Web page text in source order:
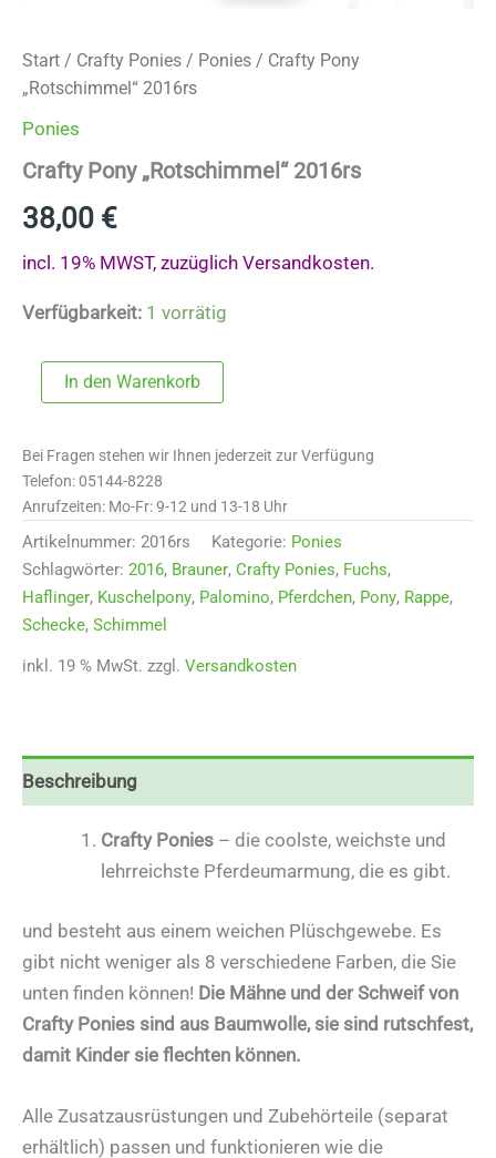
Start / Crafty Ponies / Ponies / Crafty Pony
„Rotschimmel“ 2016rs
Ponies
Crafty Pony „Rotschimmel“ 2016rs
38,00 €
incl. 19% MWST, zuzüglich Versandkosten.
Verfügbarkeit: 1 vorrätig
Crafty
Menge
In den Warenkorb
Bei Fragen stehen wir Ihnen jederzeit zur Verfügung
Telefon: 05144-8228
Anrufzeiten: Mo-Fr: 9-12 und 13-18 Uhr
Artikelnummer: 2016rs Kategorie: Ponies
Schlagwörter: 2016, Brauner, Crafty Ponies, Fuchs,
Haflinger, Kuschelpony, Palomino, Pferdchen, Pony, Rappe,
Schecke, Schimmel
inkl. 19 % MwSt. zzgl. Versandkosten
Beschreibung
Crafty Ponies – die coolste, weichste und
lehrreichste Pferdeumarmung, die es gibt.
und besteht aus einem weichen Plüschgewebe. Es
gibt nicht weniger als 8 verschiedene Farben, die Sie
unten finden können! Die Mähne und der Schweif von
Crafty Ponies sind aus Baumwolle, sie sind rutschfest,
damit Kinder sie flechten können.
Alle Zusatzausrüstungen und Zubehörteile (separat
erhältlich) passen und funktionieren wie die